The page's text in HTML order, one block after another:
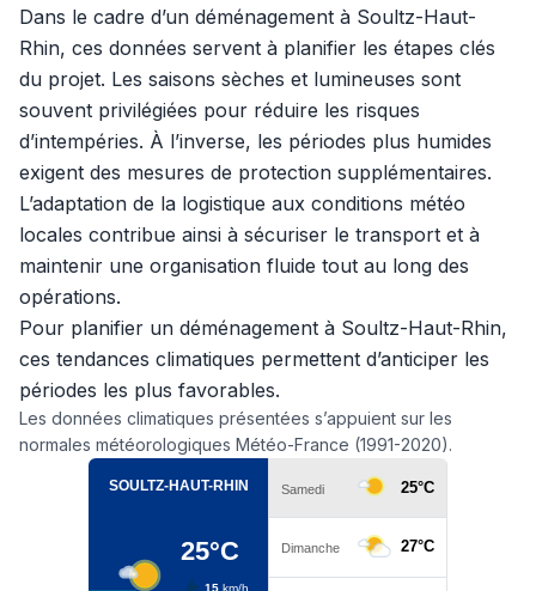
Dans le cadre d’un déménagement à Soultz-Haut-
Rhin, ces données servent à planifier les étapes clés
du projet. Les saisons sèches et lumineuses sont
souvent privilégiées pour réduire les risques
d’intempéries. À l’inverse, les périodes plus humides
exigent des mesures de protection supplémentaires.
L’adaptation de la logistique aux conditions météo
locales contribue ainsi à sécuriser le transport et à
maintenir une organisation fluide tout au long des
opérations.
Pour planifier un déménagement à Soultz-Haut-Rhin,
ces tendances climatiques permettent d’anticiper les
périodes les plus favorables.
Les données climatiques présentées s’appuient sur les
normales météorologiques Météo-France (1991-2020).